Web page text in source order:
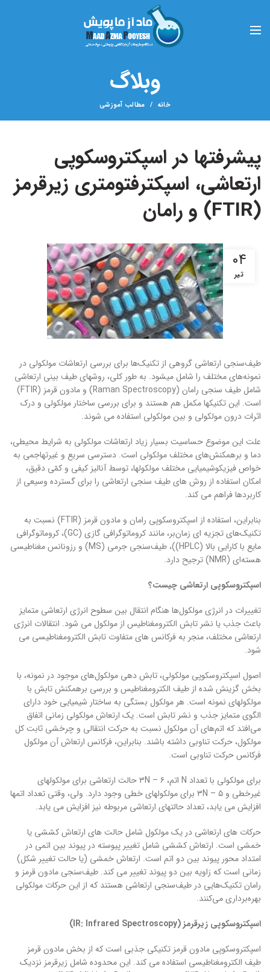
وبلاگ
خانه مطالب آموزشی
پیشرفتها در اسپکتروسکوپی
ارتعاشی، اسپکترفتومتری زیرقرمز
(FTIR) و رامان
۰۴
تیر
طیف‌سنجی ارتعاشی گروهی از تکنیک‌ها برای بررسی ارتعاشات مولکولی در
نمونه‌های مختلف را شامل میشود. به طور کلی، روشهای طیف بینی ارتعاشی
شامل طیف سنجی رامان (Raman Spectroscopy) و مادون قرمز (FTIR)
است. این تکنیکها مکمل هم هستند و برای بررسی ساختار مولکولی و درک
اثرات درون مولکولی و بین مولکولی استفاده می شوند.
علت این موضوع حساسیت بسیار زیاد ارتعاشات مولکولی به شرایط محیطی،
دما و برهمکنش‌های مختلف مولکولی است. دسترسی سریع و غیرتهاجمی به
خواص فیزیکوشیمیایی مختلف مولکولها، توسط آنالیز کیفی و کمّی دقیق،
امکان استفاده از روش های طیف سنجی ارتعاشی را برای گسترده وسیعی از
کاربردها فراهم می کند.
بنابراین، استفاده از اسپکتروسکوپی رامان و مادون قرمز (FTIR) نسبت به
تکنیک‌های تجزیه ای زمان‌بر، مانند کروماتوگرافی گازی (GC)، کروماتوگرافی
مایع با کارایی بالا (HPLC))، طیف‌سنجی جرمی (MS) و رزونانس مغناطیسی
هسته‌ای (NMR) ترجیح دارد.
اسپکتروسکوپی ارتعاشی چیست؟
تغییرات در انرژی مولکول‌ها هنگام انتقال بین سطوح انرژی ارتعاشی متمایز
باعث جذب یا نشر تابش الکترومغناطیس از مولکول می شود. انتقالات انرژی
ارتعاشی مختلف، منجر به فرکانس های متفاوت تابش الکترومغناطیسی می
شود.
اصول اسپکتروسکوپی مولکولی، تابش دهی مولکول‌های موجود در نمونه، با
بخش گزینش شده از طیف الکترومغناطیس و بررسی برهمکنش تابش با
مولکولهای نمونه است. هر مولکول بستگی به ساختار شیمیایی خود دارای
الگوی متمایز جذب و نشر تابش است. یک ارتعاش مولکولی زمانی اتفاق
می‌افتد که اتم‌های آن مولکول نسبت به حرکت انتقالی و چرخشی ثابت کل
مولکول، حرکت تناوبی داشته باشند. بنابراین، فرکانس ارتعاش آن مولکول
فرکانس حرکت تناوبی است.
برای مولکولی با تعداد N اتم، ۳N – ۶ حالت ارتعاشی برای مولکولهای
غیرخطی و ۳N – ۵ برای مولکولهای خطی وجود دارد. ولی، وقتی تعداد اتمها
افزایش می یابد، تعداد حالتهای ارتعاشی مربوطه نیز افزایش می یابد.
حرکات های ارتعاشی در یک مولکول شامل حالت های ارتعاش کششی یا
خمشی است. ارتعاش کششی شامل تغییر پیوسته در پیوند بین اتمی در
امتداد محور پیوند بین دو اتم است. ارتعاش خمشی (یا حالت تغییر شکل)
زمانی است که زاویه بین دو پیوند تغییر می کند. طیف‌سنجی مادون قرمز و
رامان تکنیک‌هایی در طیف‌سنجی ارتعاشی هستند که از این حرکات مولکولی
بهره‌برداری می‌کنند.
اسپکتروسکوپی زیرقرمز (
IR: Infrared Spectroscopy
)
اسپکتروسکوپی مادون قرمز تکنیکی جذبی است که از بخش مادون قرمز
طیف الکترومغناطیسی استفاده می کند. این محدوده شامل زیرقرمز نزدیک